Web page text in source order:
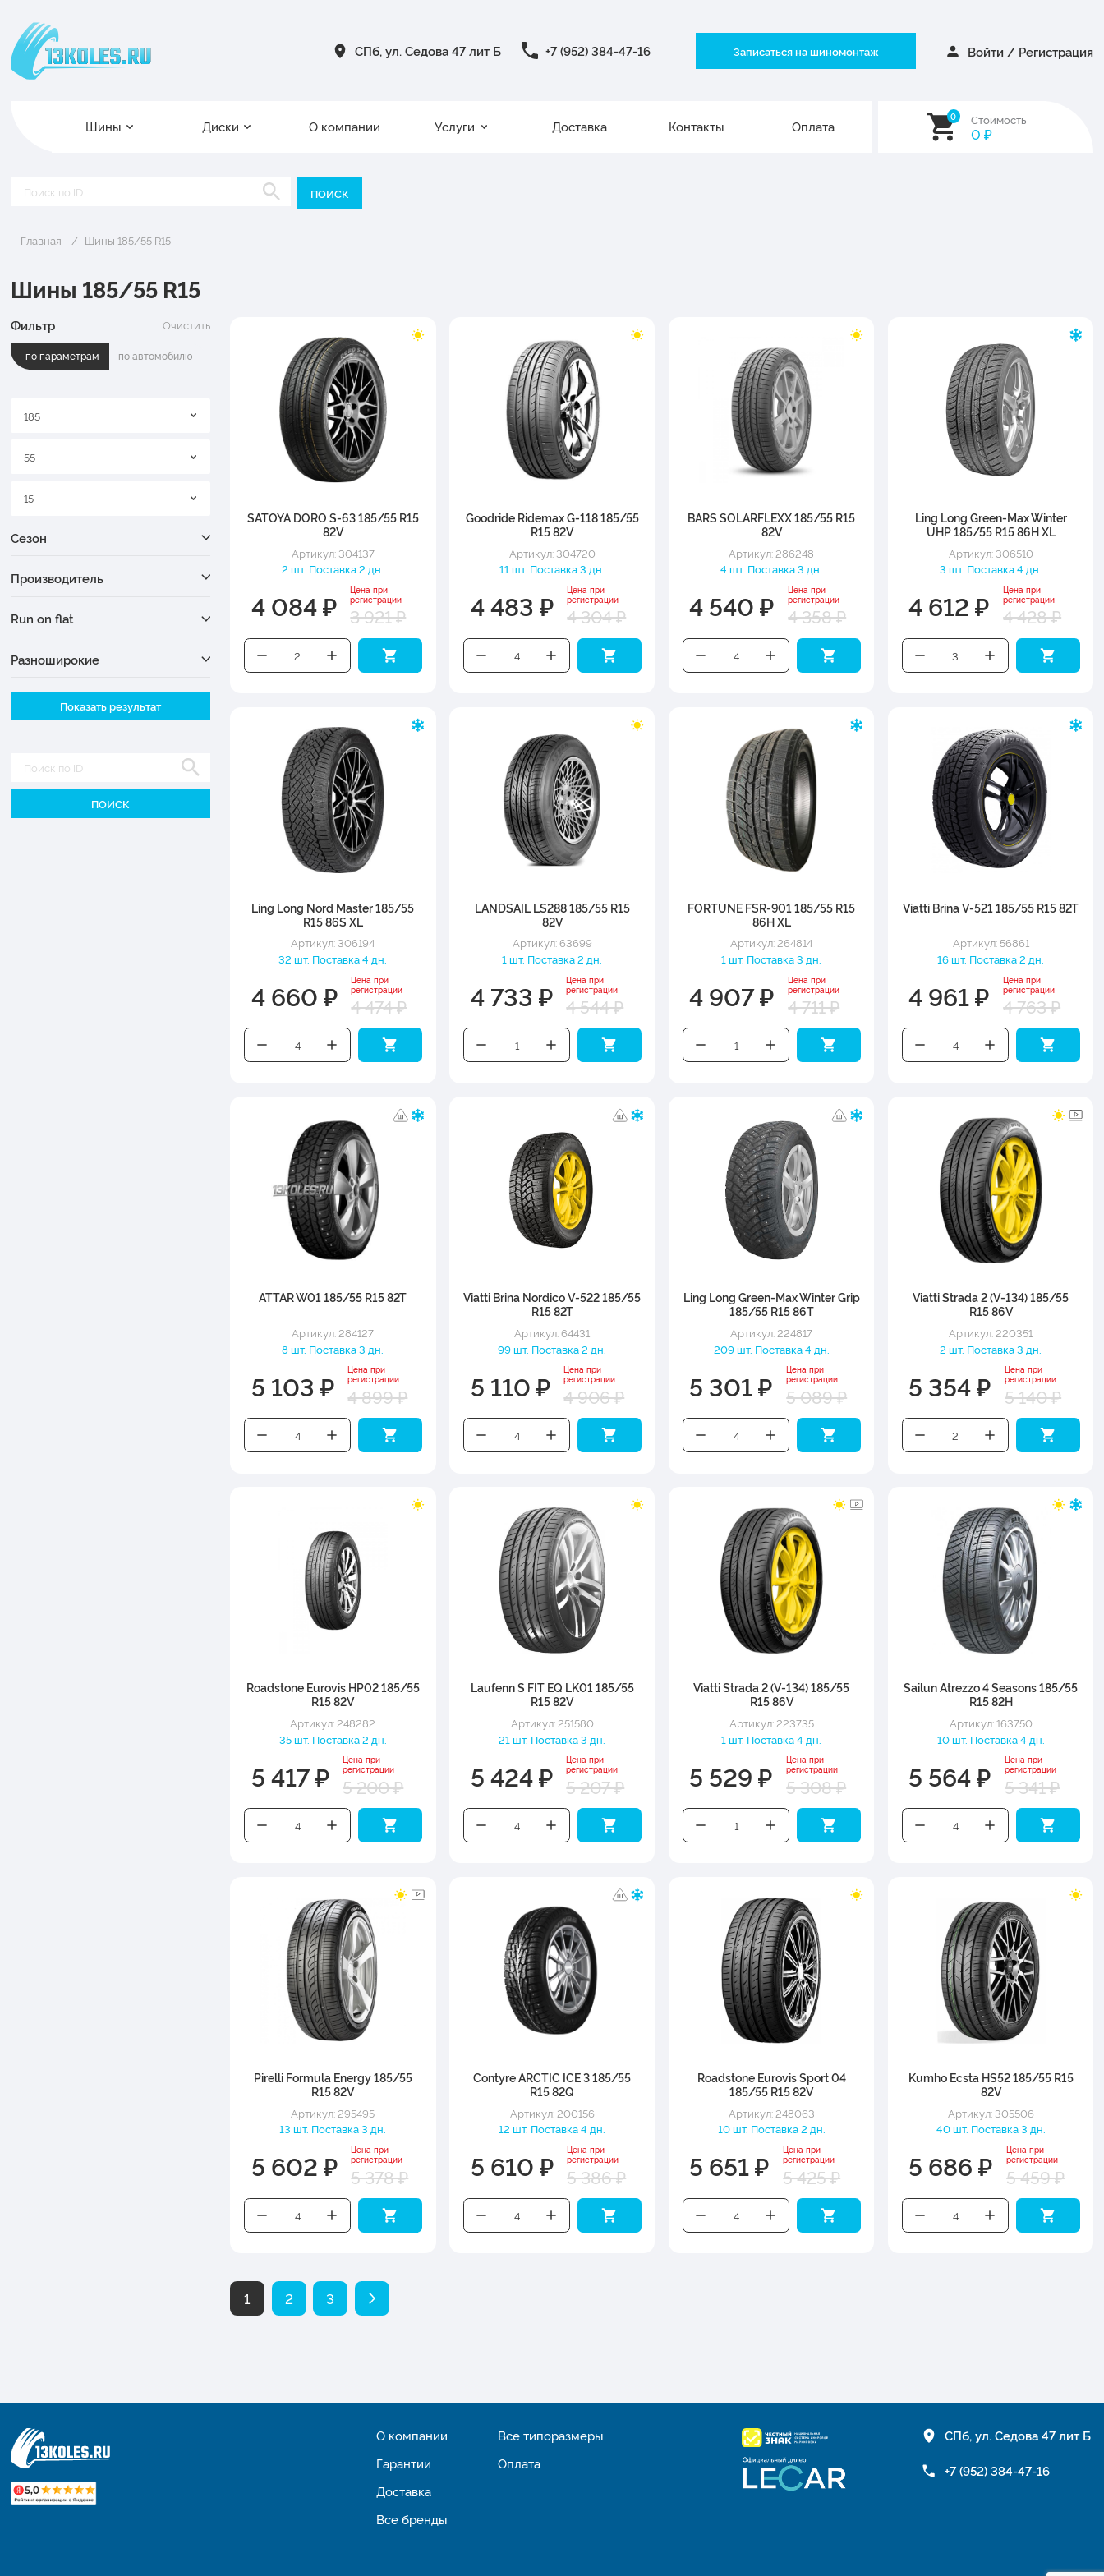
СПб, ул. Седова 47 лит Б +7 (952) 384-47-16 Записаться на шиномонтаж Войти / Регистрация
Шины Диски О компании Услуги Доставка Контакты Оплата
0 Стоимость
0 ₽
Главная Шины 185/55 R15
Шины 185/55 R15
Фильтр Очистить
по параметрам по автомобилю
185
55
15
Сезон
Производитель
Run on flat
Разноширокие
Ширина
Диаметр
Показать результат
SATOYA DORO S-63 185/55 R15
82V
Артикул: 304137
2 шт. Поставка 2 дн.
4 084 ₽
Цена при
регистрации
3 921 ₽
Goodride Ridemax G-118 185/55
R15 82V
Артикул: 304720
11 шт. Поставка 3 дн.
4 483 ₽
Цена при
регистрации
4 304 ₽
BARS SOLARFLEXX 185/55 R15
82V
Артикул: 286248
4 шт. Поставка 3 дн.
4 540 ₽
Цена при
регистрации
4 358 ₽
Ling Long Green-Max Winter
UHP 185/55 R15 86H XL
Артикул: 306510
3 шт. Поставка 4 дн.
4 612 ₽
Цена при
регистрации
4 428 ₽
Ling Long Nord Master 185/55
R15 86S XL
Артикул: 306194
32 шт. Поставка 4 дн.
4 660 ₽
Цена при
регистрации
4 474 ₽
LANDSAIL LS288 185/55 R15
82V
Артикул: 63699
1 шт. Поставка 2 дн.
4 733 ₽
Цена при
регистрации
4 544 ₽
FORTUNE FSR-901 185/55 R15
86H XL
Артикул: 264814
1 шт. Поставка 3 дн.
4 907 ₽
Цена при
регистрации
4 711 ₽
Viatti Brina V-521 185/55 R15 82T
Артикул: 56861
16 шт. Поставка 2 дн.
4 961 ₽
Цена при
регистрации
4 763 ₽
ATTAR W01 185/55 R15 82T
Артикул: 284127
8 шт. Поставка 3 дн.
5 103 ₽
Цена при
регистрации
4 899 ₽
Viatti Brina Nordico V-522 185/55
R15 82T
Артикул: 64431
99 шт. Поставка 2 дн.
5 110 ₽
Цена при
регистрации
4 906 ₽
Ling Long Green-Max Winter Grip
185/55 R15 86T
Артикул: 224817
209 шт. Поставка 4 дн.
5 301 ₽
Цена при
регистрации
5 089 ₽
Viatti Strada 2 (V-134) 185/55
R15 86V
Артикул: 220351
2 шт. Поставка 3 дн.
5 354 ₽
Цена при
регистрации
5 140 ₽
Roadstone Eurovis HP02 185/55
R15 82V
Артикул: 248282
35 шт. Поставка 2 дн.
5 417 ₽
Цена при
регистрации
5 200 ₽
Laufenn S FIT EQ LK01 185/55
R15 82V
Артикул: 251580
21 шт. Поставка 3 дн.
5 424 ₽
Цена при
регистрации
5 207 ₽
Viatti Strada 2 (V-134) 185/55
R15 86V
Артикул: 223735
1 шт. Поставка 4 дн.
5 529 ₽
Цена при
регистрации
5 308 ₽
Sailun Atrezzo 4 Seasons 185/55
R15 82H
Артикул: 163750
10 шт. Поставка 4 дн.
5 564 ₽
Цена при
регистрации
5 341 ₽
Pirelli Formula Energy 185/55
R15 82V
Артикул: 295495
13 шт. Поставка 3 дн.
5 602 ₽
Цена при
регистрации
5 378 ₽
Contyre ARCTIC ICE 3 185/55
R15 82Q
Артикул: 200156
12 шт. Поставка 4 дн.
5 610 ₽
Цена при
регистрации
5 386 ₽
Roadstone Eurovis Sport 04
185/55 R15 82V
Артикул: 248063
10 шт. Поставка 2 дн.
5 651 ₽
Цена при
регистрации
5 425 ₽
Kumho Ecsta HS52 185/55 R15
82V
Артикул: 305506
40 шт. Поставка 3 дн.
5 686 ₽
Цена при
регистрации
5 459 ₽
1 2 3
О компании
Гарантии
Доставка
Все бренды
Все типоразмеры
Оплата
СПб, ул. Седова 47 лит Б
+7 (952) 384-47-16